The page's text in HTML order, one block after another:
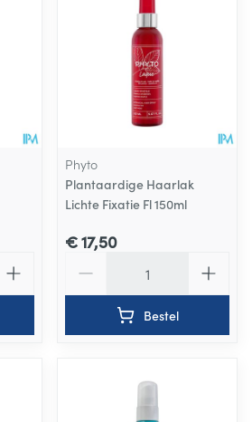
Phyto
Plantaardige Haarlak
Lichte Fixatie Fl 150ml
€ 17,50
Bestel